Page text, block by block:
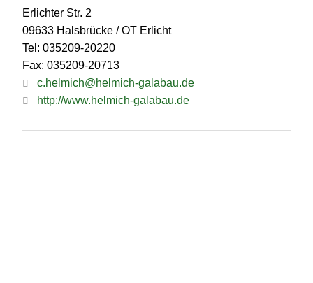
Erlichter Str. 2
09633 Halsbrücke / OT Erlicht
Tel: 035209-20220
Fax: 035209-20713
c.helmich@helmich-galabau.de
http://www.helmich-galabau.de